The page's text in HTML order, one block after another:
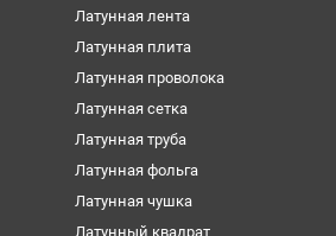
Латунная лента
Латунная плита
Латунная проволока
Латунная сетка
Латунная труба
Латунная фольга
Латунная чушка
Латунный квадрат